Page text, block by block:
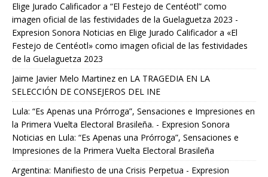
Elige Jurado Calificador a “El Festejo de Centéotl” como
imagen oficial de las festividades de la Guelaguetza 2023 -
Expresion Sonora Noticias en Elige Jurado Calificador a «El
Festejo de Centéotl» como imagen oficial de las festividades
de la Guelaguetza 2023
Jaime Javier Melo Martinez en LA TRAGEDIA EN LA
SELECCIÓN DE CONSEJEROS DEL INE
Lula: “Es Apenas una Prórroga”, Sensaciones e Impresiones en
la Primera Vuelta Electoral Brasileña. - Expresion Sonora
Noticias en Lula: “Es Apenas una Prórroga”, Sensaciones e
Impresiones de la Primera Vuelta Electoral Brasileña
Argentina: Manifiesto de una Crisis Perpetua - Expresion